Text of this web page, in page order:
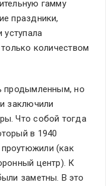
гамму
праздники,
количеством
продымленным, но
заключили
Что собой тогда
в 1940
(как
центр). К
заметны. В это